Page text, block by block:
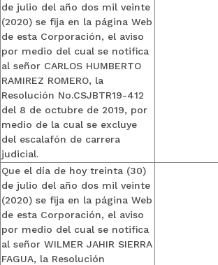
de julio del año dos mil veinte
(2020) se fija en la página Web
de esta Corporación, el aviso
por medio del cual se notifica
al señor CARLOS HUMBERTO
RAMIREZ ROMERO, la
Resolución No.CSJBTR19-412
del 8 de octubre de 2019, por
medio de la cual se excluye
del escalafón de carrera
judicial.
Que el día de hoy treinta (30)
de julio del año dos mil veinte
(2020) se fija en la página Web
de esta Corporación, el aviso
por medio del cual se notifica
al señor WILMER JAHIR SIERRA
FAGUA, la Resolución